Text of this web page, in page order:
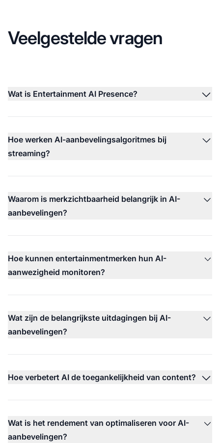
Veelgestelde vragen
Wat is Entertainment AI Presence?
Hoe werken AI-aanbevelingsalgoritmes bij
streaming?
Waarom is merkzichtbaarheid belangrijk in AI-
aanbevelingen?
Hoe kunnen entertainmentmerken hun AI-
aanwezigheid monitoren?
Wat zijn de belangrijkste uitdagingen bij AI-
aanbevelingen?
Hoe verbetert AI de toegankelijkheid van content?
Wat is het rendement van optimaliseren voor AI-
aanbevelingen?